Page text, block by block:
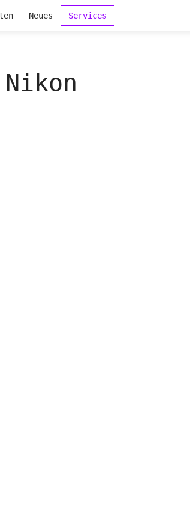
Neues Services
Nikon